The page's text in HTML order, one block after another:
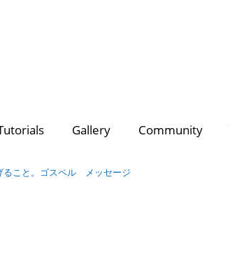
Gallery Community
Discover a growing collection of
こと。ゴスペル メッセージ